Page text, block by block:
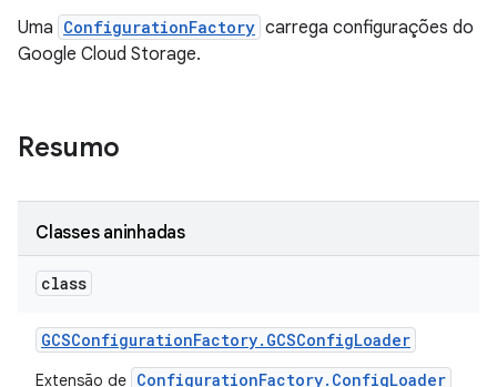
Uma ConfigurationFactory carrega configurações do
Google Cloud Storage.
Resumo
Classes aninhadas
class
GCSConfigurationFactory. GCSConfigLoader
Extensão de ConfigurationFactory.ConfigLoader